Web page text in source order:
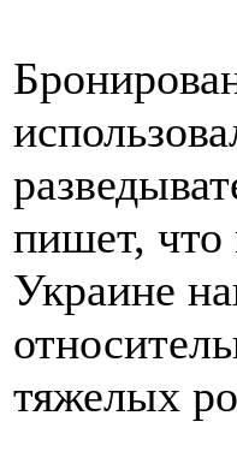
пишет, что
Украине
тяжелых